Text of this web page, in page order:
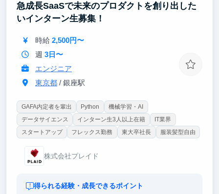
急成長SaaSで未来のプロダクトを創り出した
いインターン生募集！
時給 2,500円〜
週 3日〜
エンジニア
東京都/ 銀座駅
GAFA内定者を輩出 Python
機械学習・AI
データサイエンス
インターン生3人以上在籍
IT業界
スタートアップ
フレックス勤務 東大卒社長 服装髪型自由
株式会社プレイド
得られる経験・成長できるポイント